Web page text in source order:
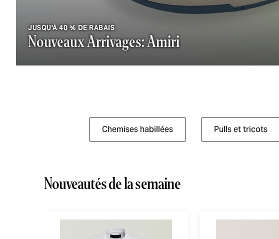
JUSQU'À 40 % DE RABAIS
Nouveaux Arrivages: Amiri
Chemises habillées Pulls et tricots
Nouveautés de la semaine